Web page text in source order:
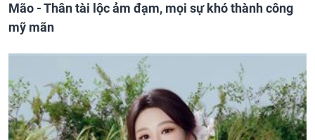
Mão - Thân tài lộc ảm đạm, mọi sự khó thành công
mỹ mãn